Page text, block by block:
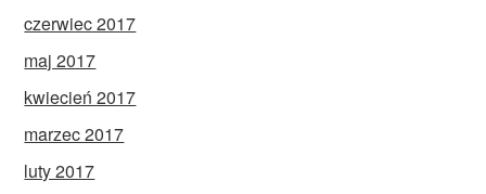
czerwiec 2017
maj 2017
kwiecień 2017
marzec 2017
luty 2017